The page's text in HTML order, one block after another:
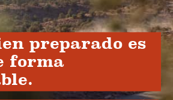
preparado es
forma